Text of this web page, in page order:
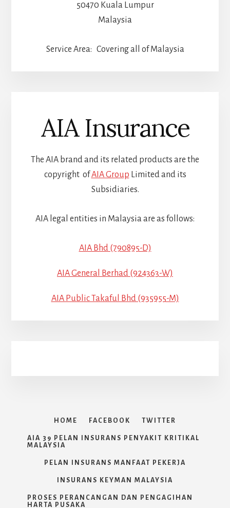
50470 Kuala Lumpur
Malaysia
Service Area: Covering all of Malaysia
AIA Insurance
The AIA brand and its related products are the
copyright ofAIA Group Limited and its
Subsidiaries.
AIA legal entities in Malaysia are as follows:
AIA Bhd (790895-D)
AIA General Berhad (924363-W)
AIA Public Takaful Bhd (935955-M)
HOME FACEBOOK TWITTER
AIA 39 PELAN INSURANS PENYAKIT KRITIKAL
MALAYSIA
PELAN INSURANS MANFAAT PEKERJA
INSURANS KEYMAN MALAYSIA
PROSES PERANCANGAN DAN PENGAGIHAN
HARTA PUSAKA